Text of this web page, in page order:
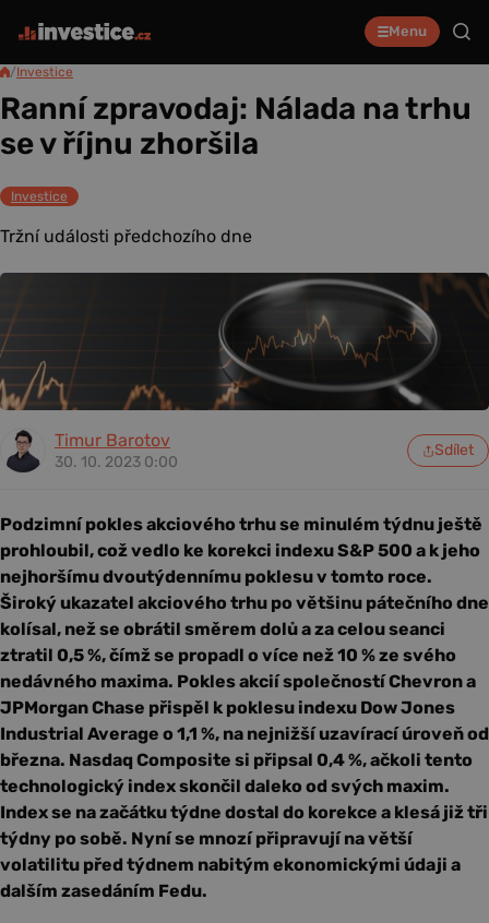
Menu
/Investice
Ranní zpravodaj: Nálada na trhu
se v říjnu zhoršila
Investice
Tržní události předchozího dne
Timur Barotov
30. 10. 2023 0:00
Sdílet
Podzimní pokles akciového trhu se minulém týdnu ještě
prohloubil, což vedlo ke korekci indexu S&P 500 a k jeho
nejhoršímu dvoutýdennímu poklesu v tomto roce.
Široký ukazatel akciového trhu po většinu pátečního dne
kolísal, než se obrátil směrem dolů a za celou seanci
ztratil 0,5 %, čímž se propadl o více než 10 % ze svého
nedávného maxima. Pokles akcií společností Chevron a
JPMorgan Chase přispěl k poklesu indexu Dow Jones
Industrial Average o 1,1 %, na nejnižší uzavírací úroveň od
března. Nasdaq Composite si připsal 0,4 %, ačkoli tento
technologický index skončil daleko od svých maxim.
Index se na začátku týdne dostal do korekce a klesá již tři
týdny po sobě. Nyní se mnozí připravují na větší
volatilitu před týdnem nabitým ekonomickými údaji a
dalším zasedáním Fedu.